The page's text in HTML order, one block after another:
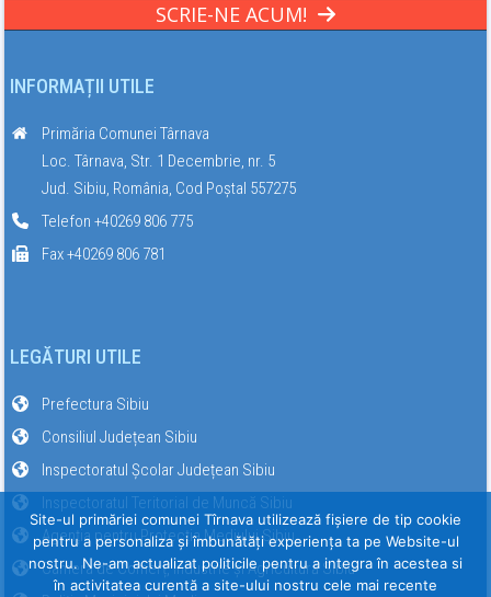
SCRIE-NE ACUM!
INFORMAȚII UTILE
Primăria Comunei Târnava
Loc. Târnava, Str. 1 Decembrie, nr. 5
Jud. Sibiu, România, Cod Poștal 557275
Telefon +40269 806 775
Fax +40269 806 781
LEGĂTURI UTILE
Prefectura Sibiu
Consiliul Județean Sibiu
Inspectoratul Școlar Județean Sibiu
Inspectoratul Teritorial de Muncă Sibiu
Agenția pentru Protecția Mediului Sibiu
Camera de Comerț, Industrie și Agricultură Sibiu
Site-ul primăriei comunei Tîrnava utilizează fişiere de tip cookie
pentru a personaliza și îmbunătăți experiența ta pe Website-ul
nostru. Ne-am actualizat politicile pentru a integra în acestea si
în activitatea curentă a site-ului nostru cele mai recente